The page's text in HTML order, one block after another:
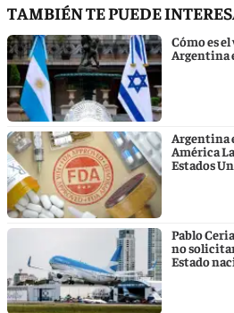
TAMBIÉN TE PUEDE
Cómo es
Argentina
Argentina
América
Estados
Pablo
no
Estado